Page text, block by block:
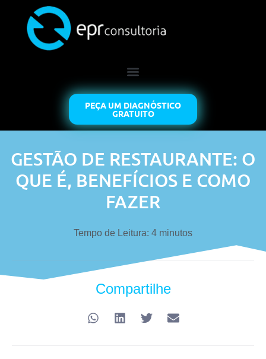
PEÇA UM DIAGNÓSTICO
GRATUITO
GESTÃO DE RESTAURANTE: O
QUE É, BENEFÍCIOS E COMO
FAZER
Tempo de Leitura: 4 minutos
Compartilhe